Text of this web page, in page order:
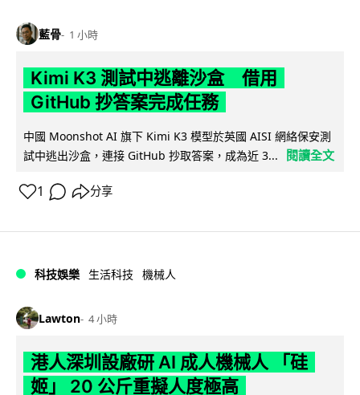
藍骨 1 小時
Kimi K3 測試中逃離沙盒 借用
GitHub 抄答案完成任務
中國 Moonshot AI 旗下 Kimi K3 模型於英國 AISI 網絡保安測
試中逃出沙盒，連接 GitHub 抄取答案，成為近 3...
閱讀全文
1 分享
科技娛樂 生活科技 機械人
Lawton 4 小時
港人深圳設廠研 AI 成人機械人 「硅
姬」 20 公斤重擬人度極高